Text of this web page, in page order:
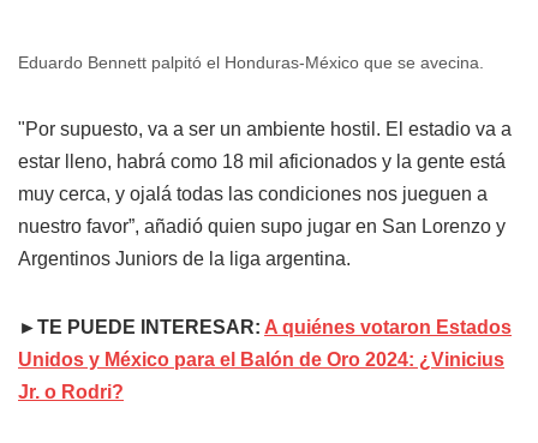
Eduardo Bennett palpitó el Honduras-México que se avecina.
"Por supuesto, va a ser un ambiente hostil. El estadio va a
estar lleno, habrá como 18 mil aficionados y la gente está
muy cerca, y ojalá todas las condiciones nos jueguen a
nuestro favor”, añadió quien supo jugar en San Lorenzo y
Argentinos Juniors de la liga argentina.
►TE PUEDE INTERESAR: A quiénes votaron Estados
Unidos y México para el Balón de Oro 2024: ¿Vinicius
Jr. o Rodri?